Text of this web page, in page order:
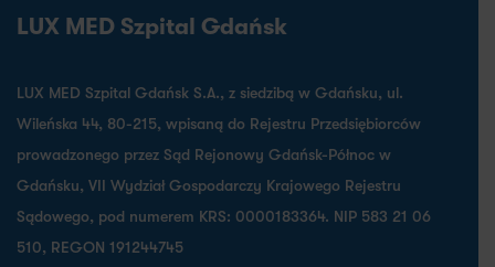
LUX MED Szpital Gdańsk
LUX MED Szpital Gdańsk S.A., z siedzibą w Gdańsku, ul.
Wileńska 44, 80-215, wpisaną do Rejestru Przedsiębiorców
prowadzonego przez Sąd Rejonowy Gdańsk-Północ w
Gdańsku, VII Wydział Gospodarczy Krajowego Rejestru
Sądowego, pod numerem KRS: 0000183364. NIP 583 21 06
510, REGON 191244745